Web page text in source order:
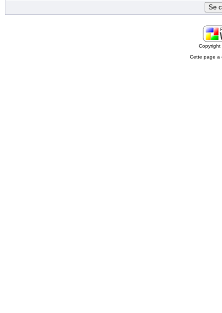
Cette page a